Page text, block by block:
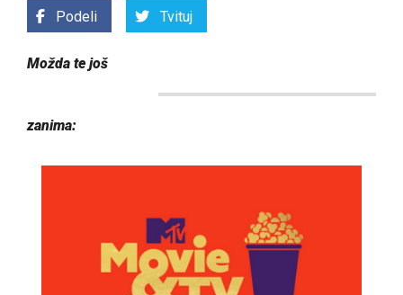
Podeli Tvituj
Možda te još
zanima: